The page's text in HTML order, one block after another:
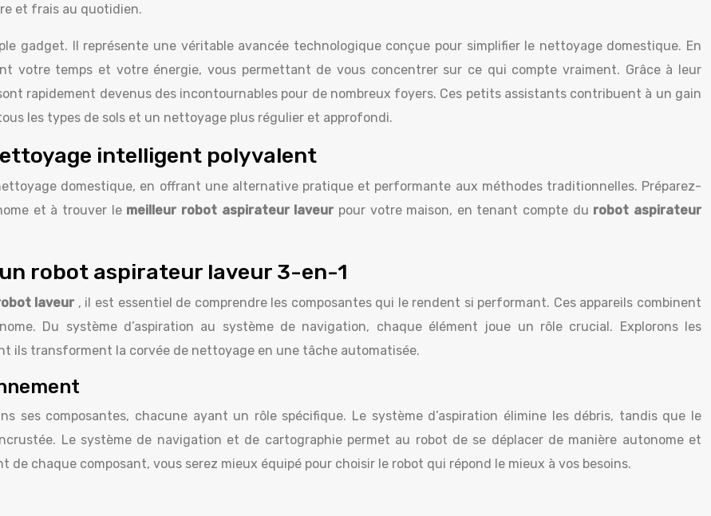
et frais au quotidien.
gadget. Il représente une véritable avancée technologique conçue pour simplifier le nettoyage domestique. En
votre temps et votre énergie, vous permettant de vous concentrer sur ce qui compte vraiment. Grâce à leur
rapidement devenus des incontournables pour de nombreux foyers. Ces petits assistants contribuent à un gain
les types de sols et un nettoyage plus régulier et approfondi.
intelligent polyvalent
domestique, en offrant une alternative pratique et performante aux méthodes traditionnelles. Préparez-
et à trouver le meilleur robot aspirateur laveur pour votre maison, en tenant compte du robot aspirateur
robot aspirateur laveur 3-en-1
laveur , il est essentiel de comprendre les composantes qui le rendent si performant. Ces appareils combinent
Du système d’aspiration au système de navigation, chaque élément joue un rôle crucial. Explorons les
ils transforment la corvée de nettoyage en une tâche automatisée.
ses composantes, chacune ayant un rôle spécifique. Le système d’aspiration élimine les débris, tandis que le
Le système de navigation et de cartographie permet au robot de se déplacer de manière autonome et
chaque composant, vous serez mieux équipé pour choisir le robot qui répond le mieux à vos besoins.